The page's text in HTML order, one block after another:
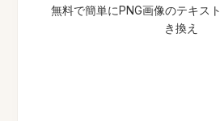
無料で簡単にPNG画像のテキス
き換え